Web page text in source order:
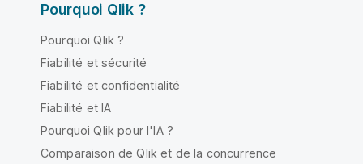
Pourquoi Qlik ?
Pourquoi Qlik ?
Fiabilité et sécurité
Fiabilité et confidentialité
Fiabilité et IA
Pourquoi Qlik pour l'IA ?
Comparaison de Qlik et de la concurrence